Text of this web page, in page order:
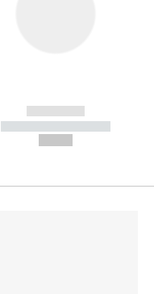
------------
----------- -----------